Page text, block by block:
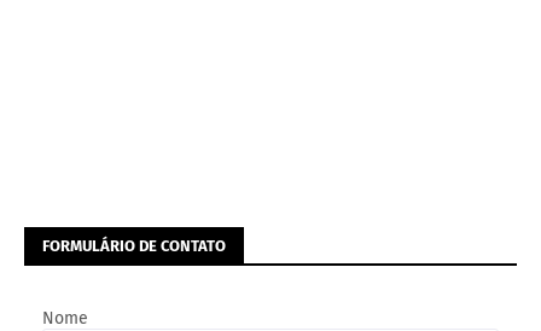
FORMULÁRIO DE CONTATO
Nome